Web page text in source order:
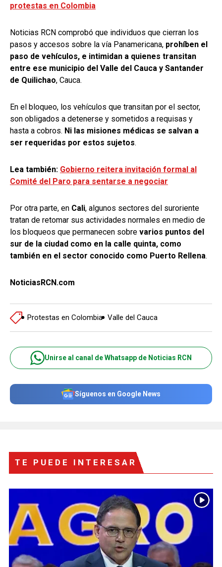
protestas en Colombia
Noticias RCN comprobó que individuos que cierran los
pasos y accesos sobre la vía Panamericana, prohíben el
paso de vehículos, e intimidan a quienes transitan
entre ese municipio del Valle del Cauca y Santander
de Quilichao, Cauca.
En el bloqueo, los vehículos que transitan por el sector,
son obligados a detenerse y sometidos a requisas y
hasta a cobros. Ni las misiones médicas se salvan a
ser requeridas por estos sujetos.
Lea también: Gobierno reitera invitación formal al
Comité del Paro para sentarse a negociar
Por otra parte, en Cali, algunos sectores del suroriente
tratan de retomar sus actividades normales en medio de
los bloqueos que permanecen sobre varios puntos del
sur de la ciudad como en la calle quinta, como
también en el sector conocido como Puerto Rellena.
NoticiasRCN.com
Protestas en Colombia Valle del Cauca
Unirse al canal de Whatsapp de Noticias RCN
Síguenos en Google News
TE PUEDE INTERESAR